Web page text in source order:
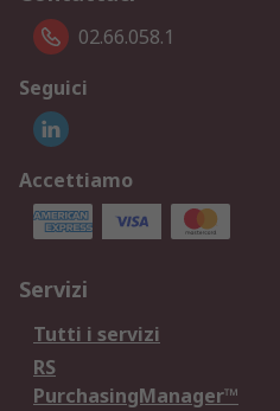
02.66.058.1
Seguici
Accettiamo
Servizi
Tutti i servizi
RS
PurchasingManager™